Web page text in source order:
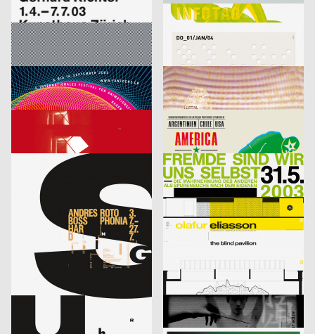
Richter
Infotag
labor b – Netzwerk für Gestaltung D
2003
Focus Award 2003 – Ausschreibung
designliga
2003
Veranstaltungsplakat Sylvester
Bringolf Irion Vögeli CH
2003
Fantoche 03
Sascha Brossmann, Heike Grebin, Matthias Hübner, Johanna Leuner D
2003
Von Fall zu Fall: lust.nl
blotto design tarzanundjane
America, Amerikkka
cyan (Daniela Haufe + Detlef Fiedler) D
2003
fremde sind wir uns selbst – ein interreligiöser dialog
cyan (Daniela Haufe + Detlef Fiedler) D
2003
20 Jahre Freunde guter Musik
cyan (Daniela Haufe + Detlef Fiedler) D
2003
cyan (Daniela Haufe + Detlef Fiedler) D
2003
better days
blotto design
2003
hesign D
2003
An Estranged Paradise